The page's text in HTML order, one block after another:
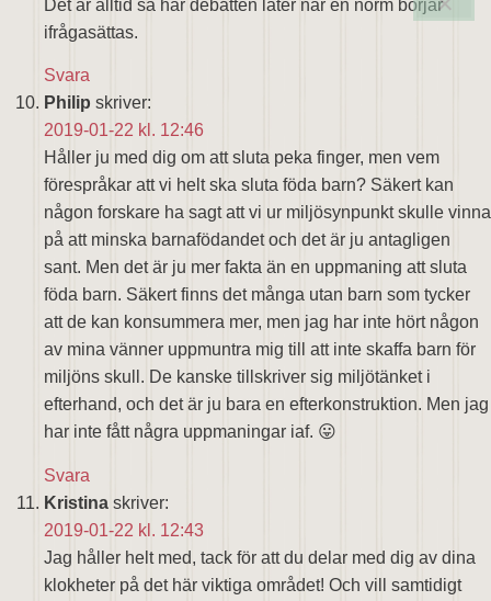
Det är alltid så här debatten låter när en norm börjar
ifrågasättas.
Svara
Philip skriver:
2019-01-22 kl. 12:46
Håller ju med dig om att sluta peka finger, men vem
förespråkar att vi helt ska sluta föda barn? Säkert kan
någon forskare ha sagt att vi ur miljösynpunkt skulle vinna
på att minska barnafödandet och det är ju antagligen
sant. Men det är ju mer fakta än en uppmaning att sluta
föda barn. Säkert finns det många utan barn som tycker
att de kan konsummera mer, men jag har inte hört någon
av mina vänner uppmuntra mig till att inte skaffa barn för
miljöns skull. De kanske tillskriver sig miljötänket i
efterhand, och det är ju bara en efterkonstruktion. Men jag
har inte fått några uppmaningar iaf. 😛
Svara
Kristina skriver:
2019-01-22 kl. 12:43
Jag håller helt med, tack för att du delar med dig av dina
klokheter på det här viktiga området! Och vill samtidigt